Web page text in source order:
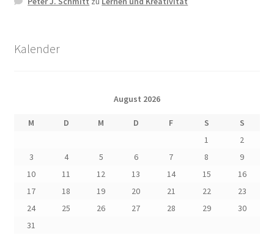
Kalender
August 2026
M D M D F S
S
1
2
3
4 5 6 7 8
9
10
11 12 13 14 15
16
17
18 19 20 21 22
23
24
25 26 27 28 29
30
31